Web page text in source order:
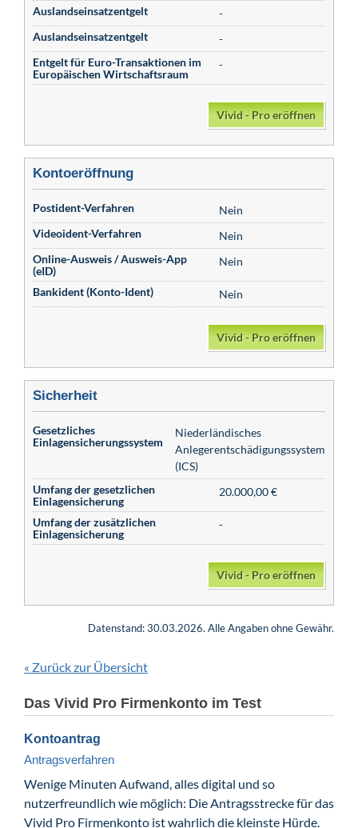
Auslandseinsatzentgelt
-
Auslandseinsatzentgelt
-
Entgelt für Euro-Transaktionen im
Europäischen Wirtschaftsraum
-
Vivid - Pro eröffnen
Kontoeröffnung
Postident-Verfahren
Nein
Videoident-Verfahren
Nein
Online-Ausweis / Ausweis-App
(eID)
Nein
Bankident (Konto-Ident) Nein
Vivid - Pro eröffnen
Sicherheit
Gesetzliches
Einlagensicherungssystem
Niederländisches
Anlegerentschädigungssystem
(ICS)
Umfang der gesetzlichen
Einlagensicherung
20.000,00 €
Umfang der zusätzlichen
Einlagensicherung
-
Vivid - Pro eröffnen
Datenstand: 30.03.2026. Alle Angaben ohne Gewähr.
« Zurück zur Übersicht
Das Vivid Pro Firmenkonto im Test
Kontoantrag
Antragsverfahren
Wenige Minuten Aufwand, alles digital und so
nutzerfreundlich wie möglich: Die Antragsstrecke für das
Vivid Pro Firmenkonto ist wahrlich die kleinste Hürde.